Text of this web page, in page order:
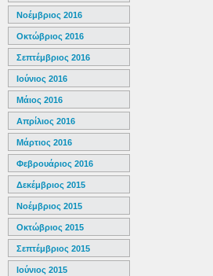
Νοέμβριος 2016
Οκτώβριος 2016
Σεπτέμβριος 2016
Ιούνιος 2016
Μάιος 2016
Απρίλιος 2016
Μάρτιος 2016
Φεβρουάριος 2016
Δεκέμβριος 2015
Νοέμβριος 2015
Οκτώβριος 2015
Σεπτέμβριος 2015
Ιούνιος 2015